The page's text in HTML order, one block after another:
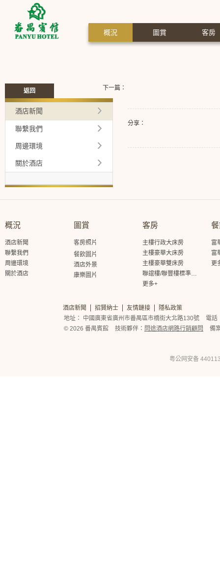
概況 圖賞 客房
分享：
下一篇：
返回
酒店新聞
聯繫我們
周邊環境
關於酒店
概況
酒店新聞
聯繫我們
周邊環境
關於酒店
圖賞
客房照片
餐飲圖片
酒店外景
康樂圖片
客房
主樓行政大床房
主樓豪華大床房
主樓豪華雙床房
聯誼樓/聯豐樓標準大床房
更多+
富
富
更
酒店新聞 招賢納士 友情鏈接
隱私政策
地址： 中國廣東省廣州市番禺區市橋街大北路130號
電話
© 2026 番禺賓館
技術夥伴： 問途酒店網路行銷顧問 備
粤公网安备